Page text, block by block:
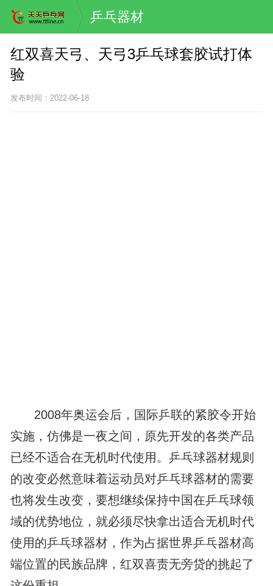
乒乓器材
红双喜天弓、天弓3乒乓球套胶试打体
验
发布时间：2022-06-18
2008年奥运会后，国际乒联的紧胶令开始
实施，仿佛是一夜之间，原先开发的各类产品
已经不适合在无机时代使用。乒乓球器材规则
的改变必然意味着运动员对乒乓球器材的需要
也将发生改变，要想继续保持中国在乒乓球领
域的优势地位，就必须尽快拿出适合无机时代
使用的乒乓球器材，作为占据世界乒乓器材高
端位置的民族品牌，红双喜责无旁贷的挑起了